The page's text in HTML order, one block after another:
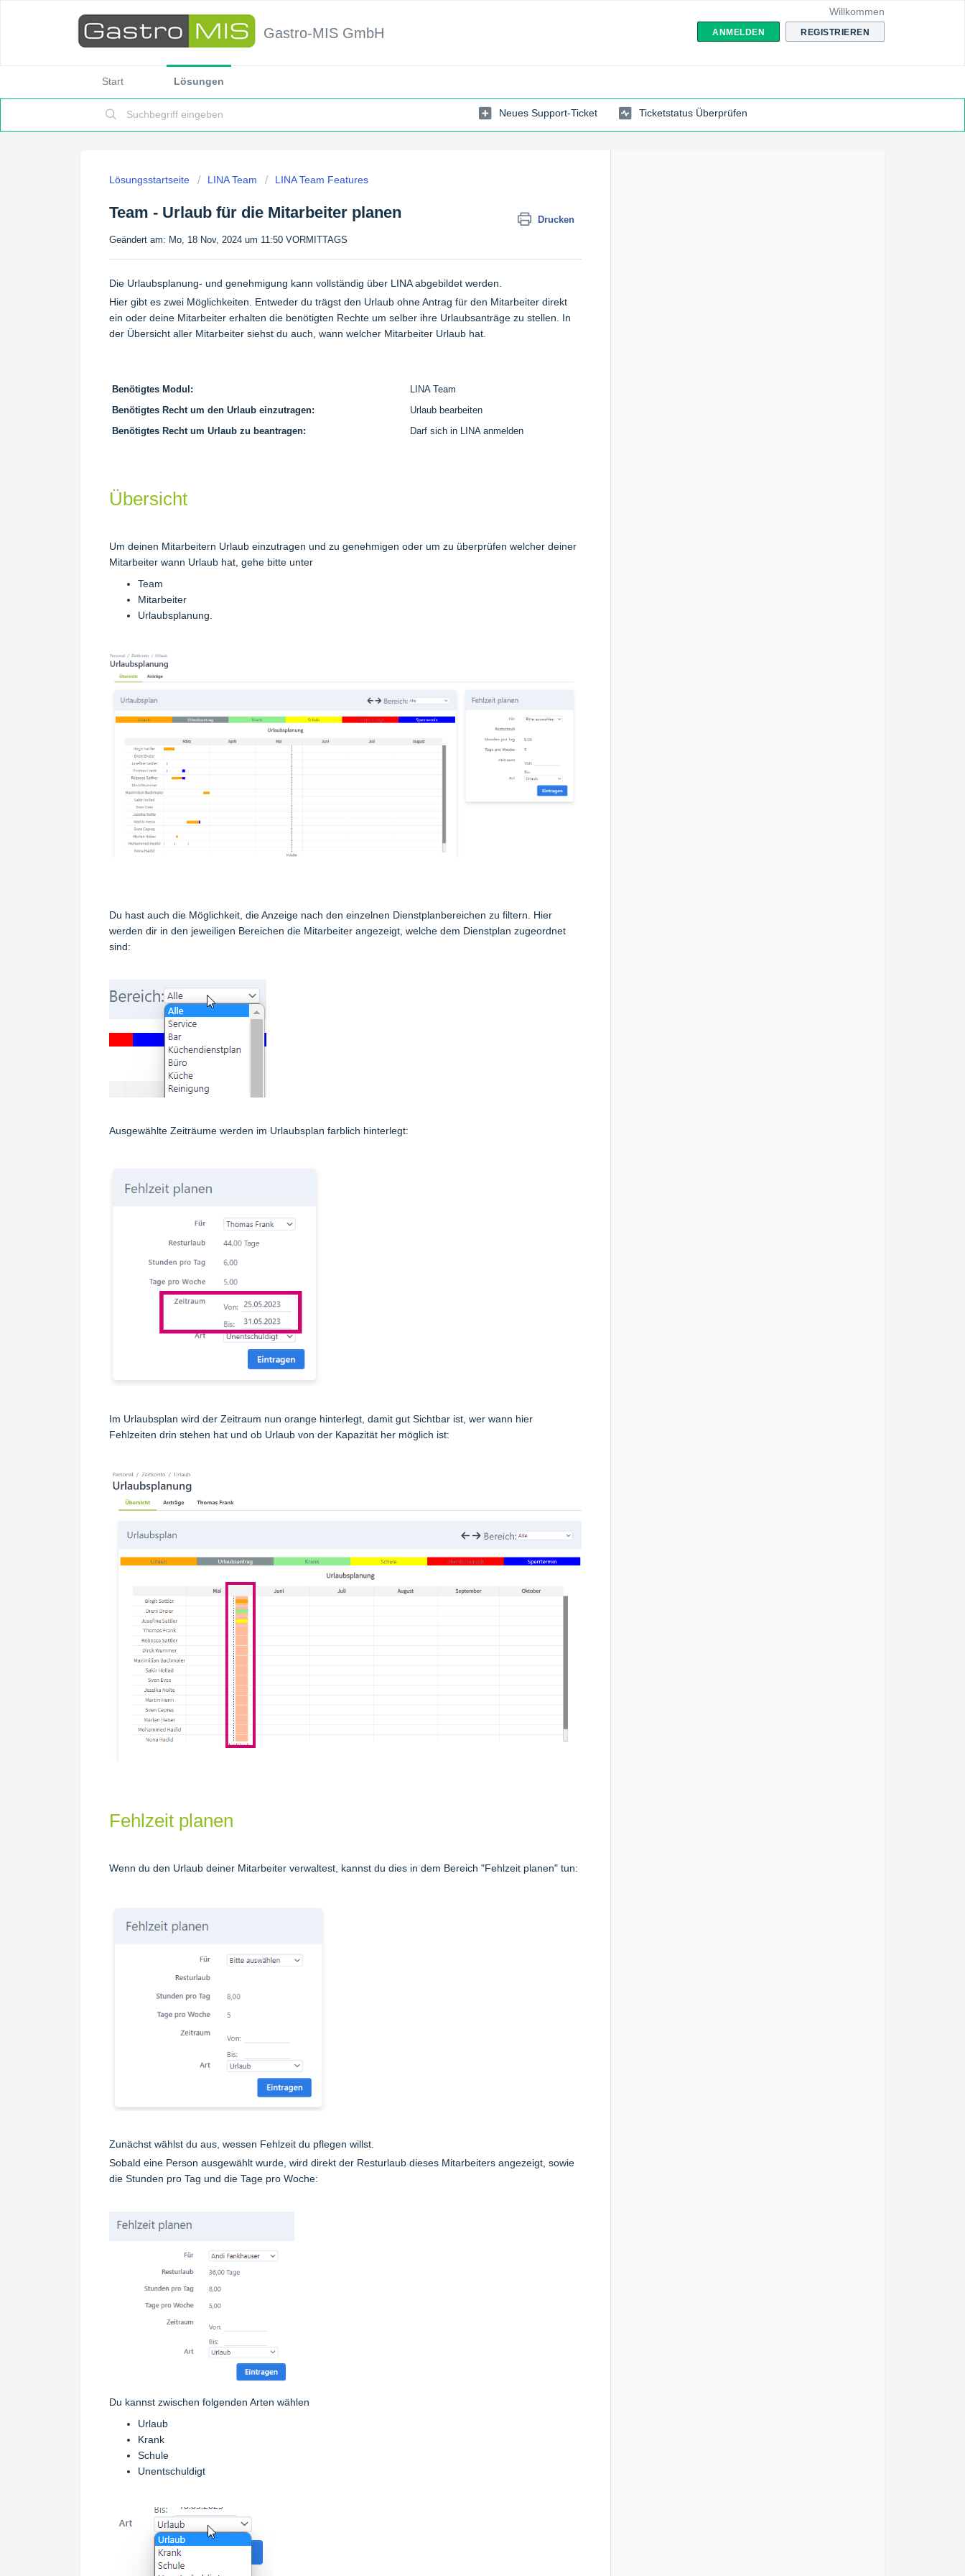
Gastro-MIS GmbH
Willkommen
ANMELDEN REGISTRIEREN
Start Lösungen
Neues Support-Ticket Ticketstatus Überprüfen
Lösungsstartseite LINA Team LINA Team Features
Team - Urlaub für die Mitarbeiter planen
Drucken
Geändert am: Mo, 18 Nov, 2024 um 11:50 VORMITTAGS
Die Urlaubsplanung- und genehmigung kann vollständig über LINA abgebildet werden.
Hier gibt es zwei Möglichkeiten. Entweder du trägst den Urlaub ohne Antrag für den Mitarbeiter direkt
ein oder deine Mitarbeiter erhalten die benötigten Rechte um selber ihre Urlaubsanträge zu stellen. In
der Übersicht aller Mitarbeiter siehst du auch, wann welcher Mitarbeiter Urlaub hat.
Benötigtes Modul:
LINA Team
Benötigtes Recht um den Urlaub einzutragen:
Urlaub bearbeiten
Benötigtes Recht um Urlaub zu beantragen:
Darf sich in LINA anmelden
Übersicht
Um deinen Mitarbeitern Urlaub einzutragen und zu genehmigen oder um zu überprüfen welcher deiner
Mitarbeiter wann Urlaub hat, gehe bitte unter
Team
Mitarbeiter
Urlaubsplanung.
Du hast auch die Möglichkeit, die Anzeige nach den einzelnen Dienstplanbereichen zu filtern. Hier
werden dir in den jeweiligen Bereichen die Mitarbeiter angezeigt, welche dem Dienstplan zugeordnet
sind:
Ausgewählte Zeiträume werden im Urlaubsplan farblich hinterlegt:
Im Urlaubsplan wird der Zeitraum nun orange hinterlegt, damit gut Sichtbar ist, wer wann hier
Fehlzeiten drin stehen hat und ob Urlaub von der Kapazität her möglich ist:
Fehlzeit planen
Wenn du den Urlaub deiner Mitarbeiter verwaltest, kannst du dies in dem Bereich "Fehlzeit planen" tun:
Zunächst wählst du aus, wessen Fehlzeit du pflegen willst.
Sobald eine Person ausgewählt wurde, wird direkt der Resturlaub dieses Mitarbeiters angezeigt, sowie
die Stunden pro Tag und die Tage pro Woche:
Du kannst zwischen folgenden Arten wählen
Urlaub
Krank
Schule
Unentschuldigt